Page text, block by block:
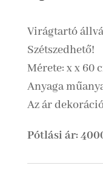
Virágtartó
Szétszedhető!
Mérete: x x 60
Anyaga
Az ár
Pótlási ár: